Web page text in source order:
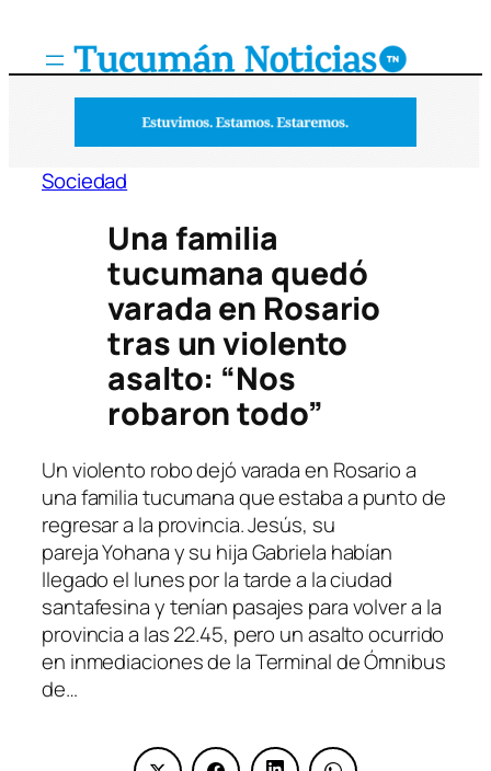
Sociedad
Una familia
tucumana quedó
varada en Rosario
tras un violento
asalto: “Nos
robaron todo”
Un violento robo dejó varada en Rosario a
una familia tucumana que estaba a punto de
regresar a la provincia. Jesús, su
pareja Yohana y su hija Gabriela habían
llegado el lunes por la tarde a la ciudad
santafesina y tenían pasajes para volver a la
provincia a las 22.45, pero un asalto ocurrido
en inmediaciones de la Terminal de Ómnibus
de…